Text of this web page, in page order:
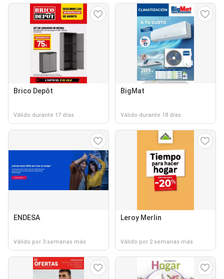
Brico Depôt
Válido durante 17 días
BigMat
Válido durante 18 días
ENDESA
Válido por 3 semanas más
Leroy Merlin
Válido por 2 semanas más